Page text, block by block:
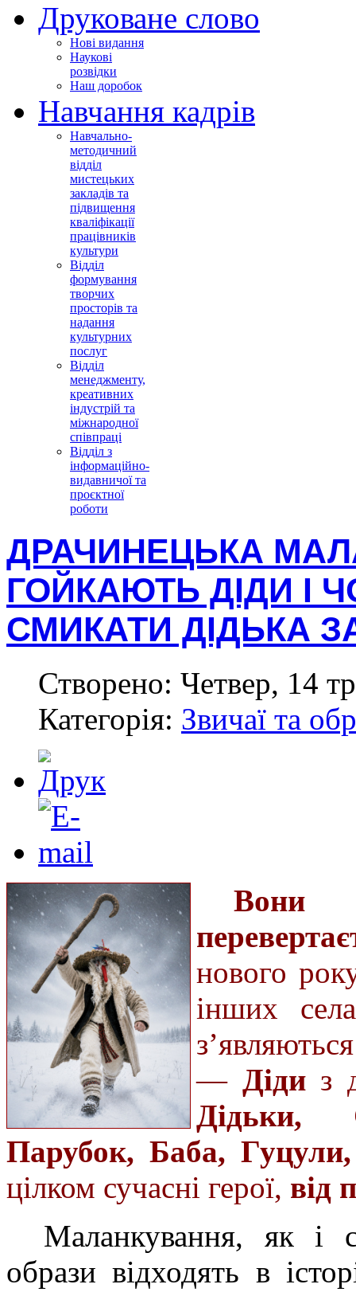
Друковане слово
Нові видання
Наукові
розвідки
Наш доробок
Навчання кадрів
Навчально-
методичний
відділ
мистецьких
закладів та
підвищення
кваліфікації
працівників
культури
Відділ
формування
творчих
просторів та
надання
культурних
послуг
Відділ
менеджменту,
креативних
індустрій та
міжнародної
співпраці
Відділ з
інформаційно-
видавничої та
проєктної
роботи
ДРАЧИНЕЦЬКА
ГОЙКАЮТЬ ДІДИ І
СМИКАТИ ДІДЬКА
Створено: Четвер, 14
Категорія: Звичаї та
Вони
нового
інших
— Дідиз
Дідьки,
Парубок, Баба,
цілком сучасні герої, від
Маланкування, як і
образи відходять в